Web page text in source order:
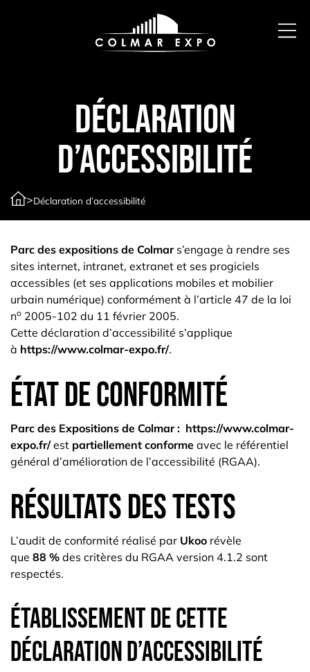
Déclaration
d’accessibilité
>Déclaration d’accessibilité
Parc des expositions de Colmars’engage à rendre ses
sites internet, intranet, extranet et ses progiciels
accessibles (et ses applications mobiles et mobilier
urbain numérique) conformément à l’article 47 de la loi
no 2005-102 du 11 février 2005.
Cette déclaration d’accessibilité s’applique
à https://www.colmar-expo.fr/.
État de conformité
Parc des Expositions de Colmar : https://www.colmar-
expo.fr/est partiellement conforme avec le référentiel
général d’amélioration de l’accessibilité (RGAA).
Résultats des tests
L’audit de conformité réalisé par Ukoo révèle
que 88 % des critères du RGAA version 4.1.2 sont
respectés.
Établissement de cette
déclaration d’accessibilité